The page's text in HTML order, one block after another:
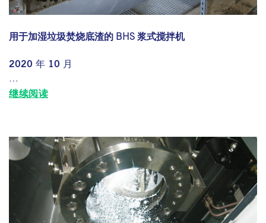
用于加湿垃圾焚烧底渣的 BHS 浆式搅拌机
2020 年 10 月
…
继续阅读